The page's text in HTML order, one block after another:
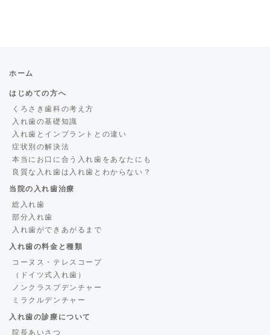
ホーム
はじめての方へ
くろさき歯科の考え方
入れ歯の基礎知識
入れ歯とインプラントとの違い
症状別の解決法
本当にお口に合う入れ歯をあなたにも
良質な入れ歯は入れ歯とわからない？
当院の入れ歯治療
総入れ歯
部分入れ歯
入れ歯ができあがるまで
入れ歯の料金と種類
コーヌス・テレスコープ
（ドイツ式入れ歯）
ノンクラスプデンチャー
ミラクルデンチャー
入れ歯の診療について
院長あいさつ